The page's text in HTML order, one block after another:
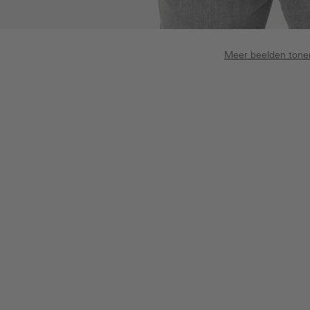
Meer beelden